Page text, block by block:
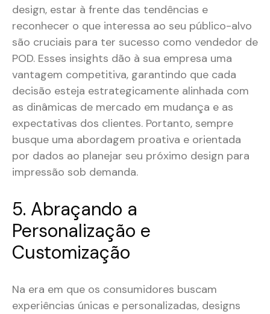
design, estar à frente das tendências e
reconhecer o que interessa ao seu público-alvo
são cruciais para ter sucesso como vendedor de
POD. Esses insights dão à sua empresa uma
vantagem competitiva, garantindo que cada
decisão esteja estrategicamente alinhada com
as dinâmicas de mercado em mudança e as
expectativas dos clientes. Portanto, sempre
busque uma abordagem proativa e orientada
por dados ao planejar seu próximo design para
impressão sob demanda.
5. Abraçando a
Personalização e
Customização
Na era em que os consumidores buscam
experiências únicas e personalizadas, designs